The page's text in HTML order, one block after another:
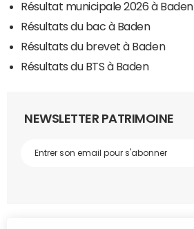
Résultat municipale 2026 à Baden
Résultats du bac à Baden
Résultats du brevet à Baden
Résultats du BTS à Baden
NEWSLETTER PATRIMOINE